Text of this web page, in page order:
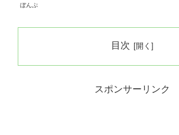
ぼんぷ
目次
スポンサーリンク